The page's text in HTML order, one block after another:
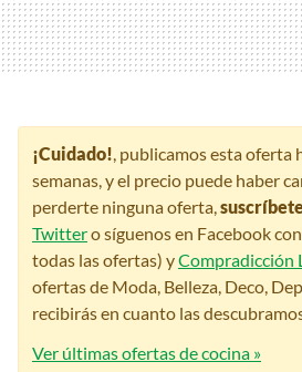
¡Cuidado!, publicamos esta oferta
semanas, y el precio puede haber
perderte ninguna oferta,
Twittero síguenos en Facebook con
todas las ofertas) yCompradicción
ofertas de Moda, Belleza, Deco,
recibirás en cuanto las
Ver últimas ofertas de cocina »